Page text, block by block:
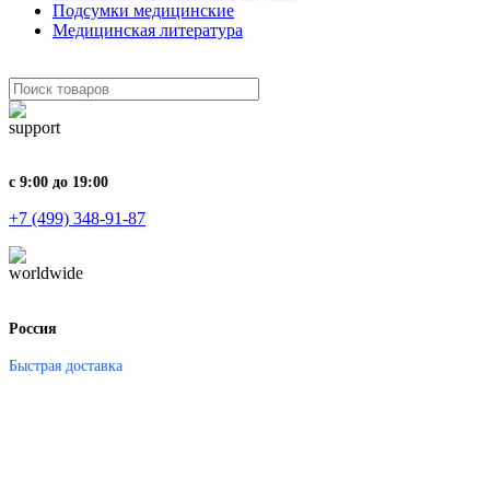
Подсумки медицинские
Медицинская литература
с 9:00 до 19:00
+7 (499) 348-91-87
Россия
Быстрая доставка